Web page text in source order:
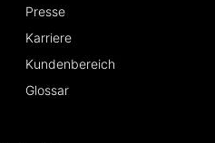
Presse
Karriere
Kundenbereich
Glossar